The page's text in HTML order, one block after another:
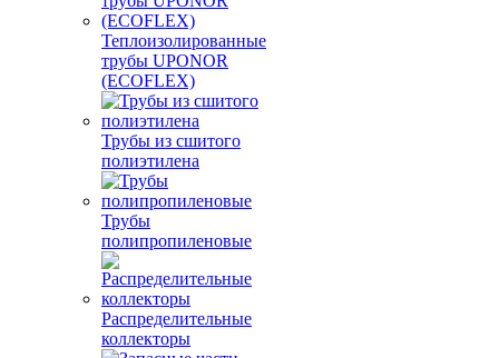
Теплоизолированные
трубы UPONOR
(ECOFLEX)
Трубы из сшитого
полиэтилена
Трубы
полипропиленовые
Распределительные
коллекторы